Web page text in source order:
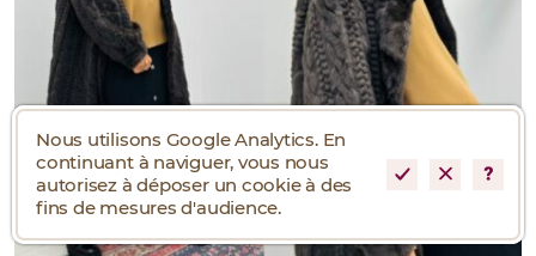
Nous utilisons Google Analytics. En
continuant à naviguer, vous nous
autorisez à déposer un cookie à des
fins de mesures d'audience.